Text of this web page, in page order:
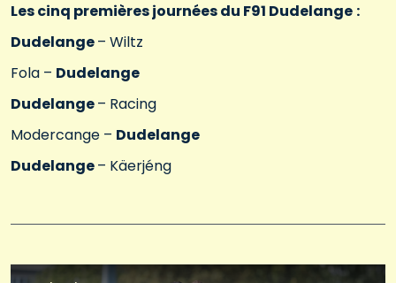
Les cinq premières journées du F91 Dudelange :
Dudelange– Wiltz
Fola – Dudelange
Dudelange– Racing
Modercange – Dudelange
Dudelange– Käerjéng